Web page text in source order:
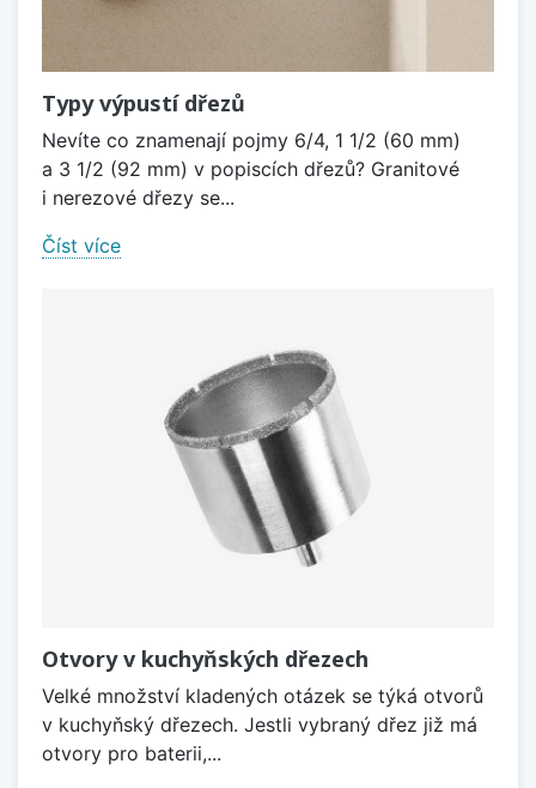
Typy výpustí dřezů
Nevíte co znamenají pojmy 6/4, 1 1/2 (60 mm)
a 3 1/2 (92 mm) v popiscích dřezů? Granitové
i nerezové dřezy se...
Číst více
Otvory v kuchyňských dřezech
Velké množství kladených otázek se týká otvorů
v kuchyňský dřezech. Jestli vybraný dřez již má
otvory pro baterii,...